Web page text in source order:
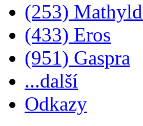
(253)
(433) Eros
(951) Gaspra
...další
Odkazy